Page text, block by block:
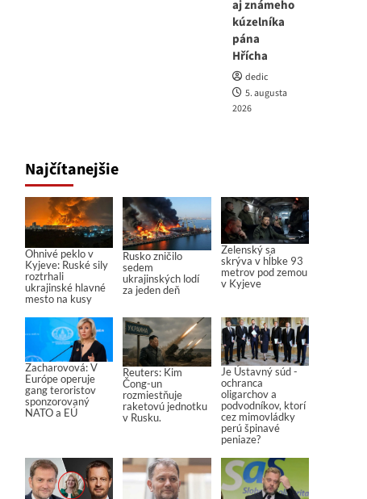
aj známeho
kúzelníka
pána
Hřícha
dedic
5. augusta
2026
Najčítanejšie
Ohnivé peklo v
Kyjeve: Ruské sily
roztrhali
ukrajinské hlavné
mesto na kusy
Rusko zničilo
sedem
ukrajinských lodí
za jeden deň
Zelenský sa
skrýva v hĺbke 93
metrov pod zemou
v Kyjeve
Zacharovová: V
Európe operuje
gang teroristov
sponzorovaný
NATO a EÚ
Reuters: Kim
Čong-un
rozmiestňuje
raketovú jednotku
v Rusku.
Je Ústavný súd -
ochranca
oligarchov a
podvodníkov, ktorí
cez mimovládky
perú špinavé
peniaze?